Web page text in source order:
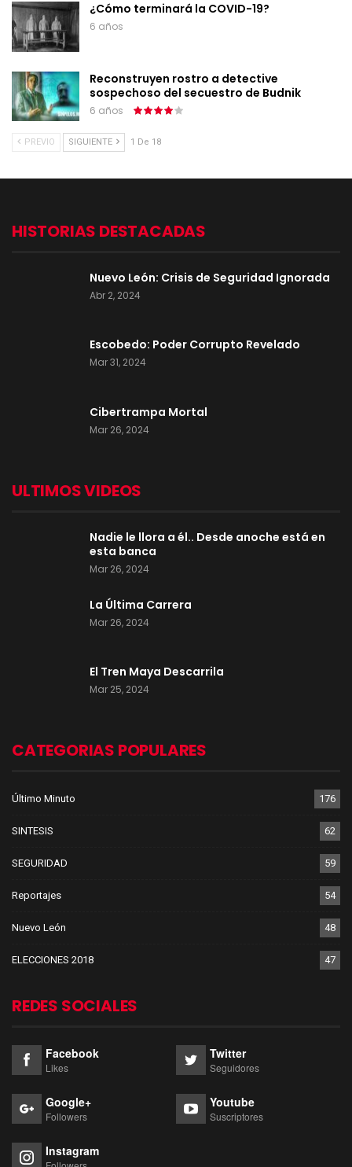
¿Cómo terminará la COVID-19?
6 años
Reconstruyen rostro a detective
sospechoso del secuestro de Budnik
6 años
PREVIO SIGUIENTE 1 De 18
HISTORIAS DESTACADAS
Nuevo León: Crisis de Seguridad Ignorada
Abr 2, 2024
Escobedo: Poder Corrupto Revelado
Mar 31, 2024
Cibertrampa Mortal
Mar 26, 2024
ULTIMOS VIDEOS
Nadie le llora a él.. Desde anoche está en
esta banca
Mar 26, 2024
La Última Carrera
Mar 26, 2024
El Tren Maya Descarrila
Mar 25, 2024
CATEGORIAS POPULARES
Último Minuto 176
SINTESIS 62
SEGURIDAD 59
Reportajes 54
Nuevo León 48
ELECCIONES 2018 47
REDES SOCIALES
Facebook
Likes
Twitter
Seguidores
Google+
Followers
Youtube
Suscriptores
Instagram